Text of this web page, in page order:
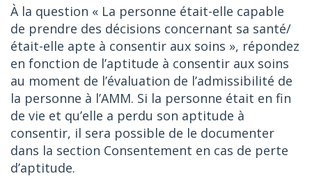
À la question « La personne était-elle capable
de prendre des décisions concernant sa santé/
était-elle apte à consentir aux soins », répondez
en fonction de l’aptitude à consentir aux soins
au moment de l’évaluation de l’admissibilité de
la personne à l’AMM. Si la personne était en fin
de vie et qu’elle a perdu son aptitude à
consentir, il sera possible de le documenter
dans la section Consentement en cas de perte
d’aptitude.